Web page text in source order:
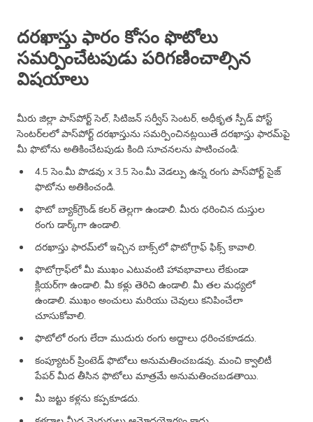
దరఖాస్తు ఫారం కోసం ఫొటోలు
సమర్పించేటపుడు పరిగణించాల్సిన
విషయాలు
మీరు జిల్లా పాస్‌పోర్ట్ సెల్, సిటిజన్ సర్వీస్ సెంటర్, అధీకృత స్పీడ్ పోస్ట్
సెంటర్‌లలో పాస్‌పోర్ట్ దరఖాస్తును సమర్పించినట్లయితే దరఖాస్తు ఫారమ్‌పై
మీ ఫొటోను అతికించేటపుడు కింది సూచనలను పాటించండి:
4.5 సెం.మీ పొడవు x 3.5 సెం.మీ వెడల్పు ఉన్న రంగు పాస్‌పోర్ట్ సైజ్
ఫొటోను అతికించండి.
ఫొటో బ్యాక్‌గ్రౌండ్ కలర్ తెల్లగా ఉండాలి. మీరు ధరించిన దుస్తుల
రంగు డార్క్‌గా ఉండాలి.
దరఖాస్తు ఫారమ్‌లో ఇచ్చిన బాక్స్‌లో ఫొటోగ్రాఫ్ ఫిక్స్ కావాలి.
ఫొటోగ్రాఫ్‌లో మీ ముఖం ఎటువంటి హావభావాలు లేకుండా
క్లియర్‌గా ఉండాలి. మీ కళ్లు తెరిచి ఉండాలి. మీ తల మధ్యలో
ఉండాలి. ముఖం అంచులు మరియు చెవులు కనిపించేలా
చూసుకోవాలి.
ఫొటోలో రంగు లేదా ముదురు రంగు అద్దాలు ధరించకూడదు.
కంప్యూటర్ ప్రింటెడ్ ఫొటోలు అనుమతించబడవు. మంచి క్వాలిటీ
పేపర్ మీద తీసిన ఫొటోలు మాత్రమే అనుమతించబడతాయి.
మీ జట్టు కళ్లను కప్పకూడదు.